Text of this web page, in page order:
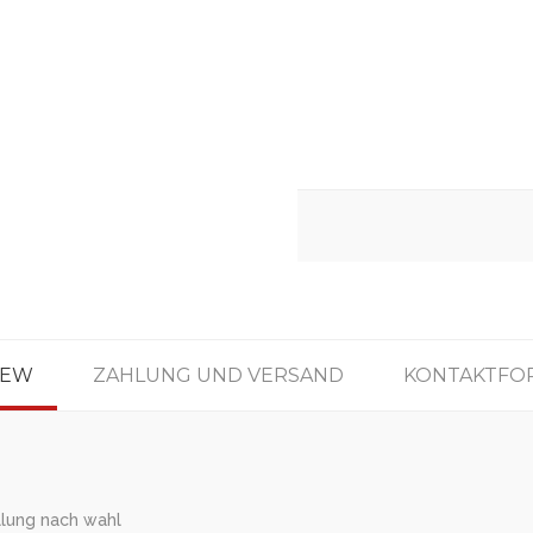
ZAHLUNG UND VERSAND
nach wahl